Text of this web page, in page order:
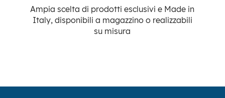
Ampia scelta di prodotti esclusivi e Made in
Italy, disponibili a magazzino o realizzabili
su misura